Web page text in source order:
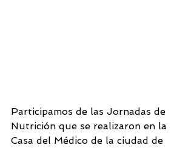
Participamos de las Jornadas de
Nutrición que se realizaron en la
Casa del Médico de la ciudad de